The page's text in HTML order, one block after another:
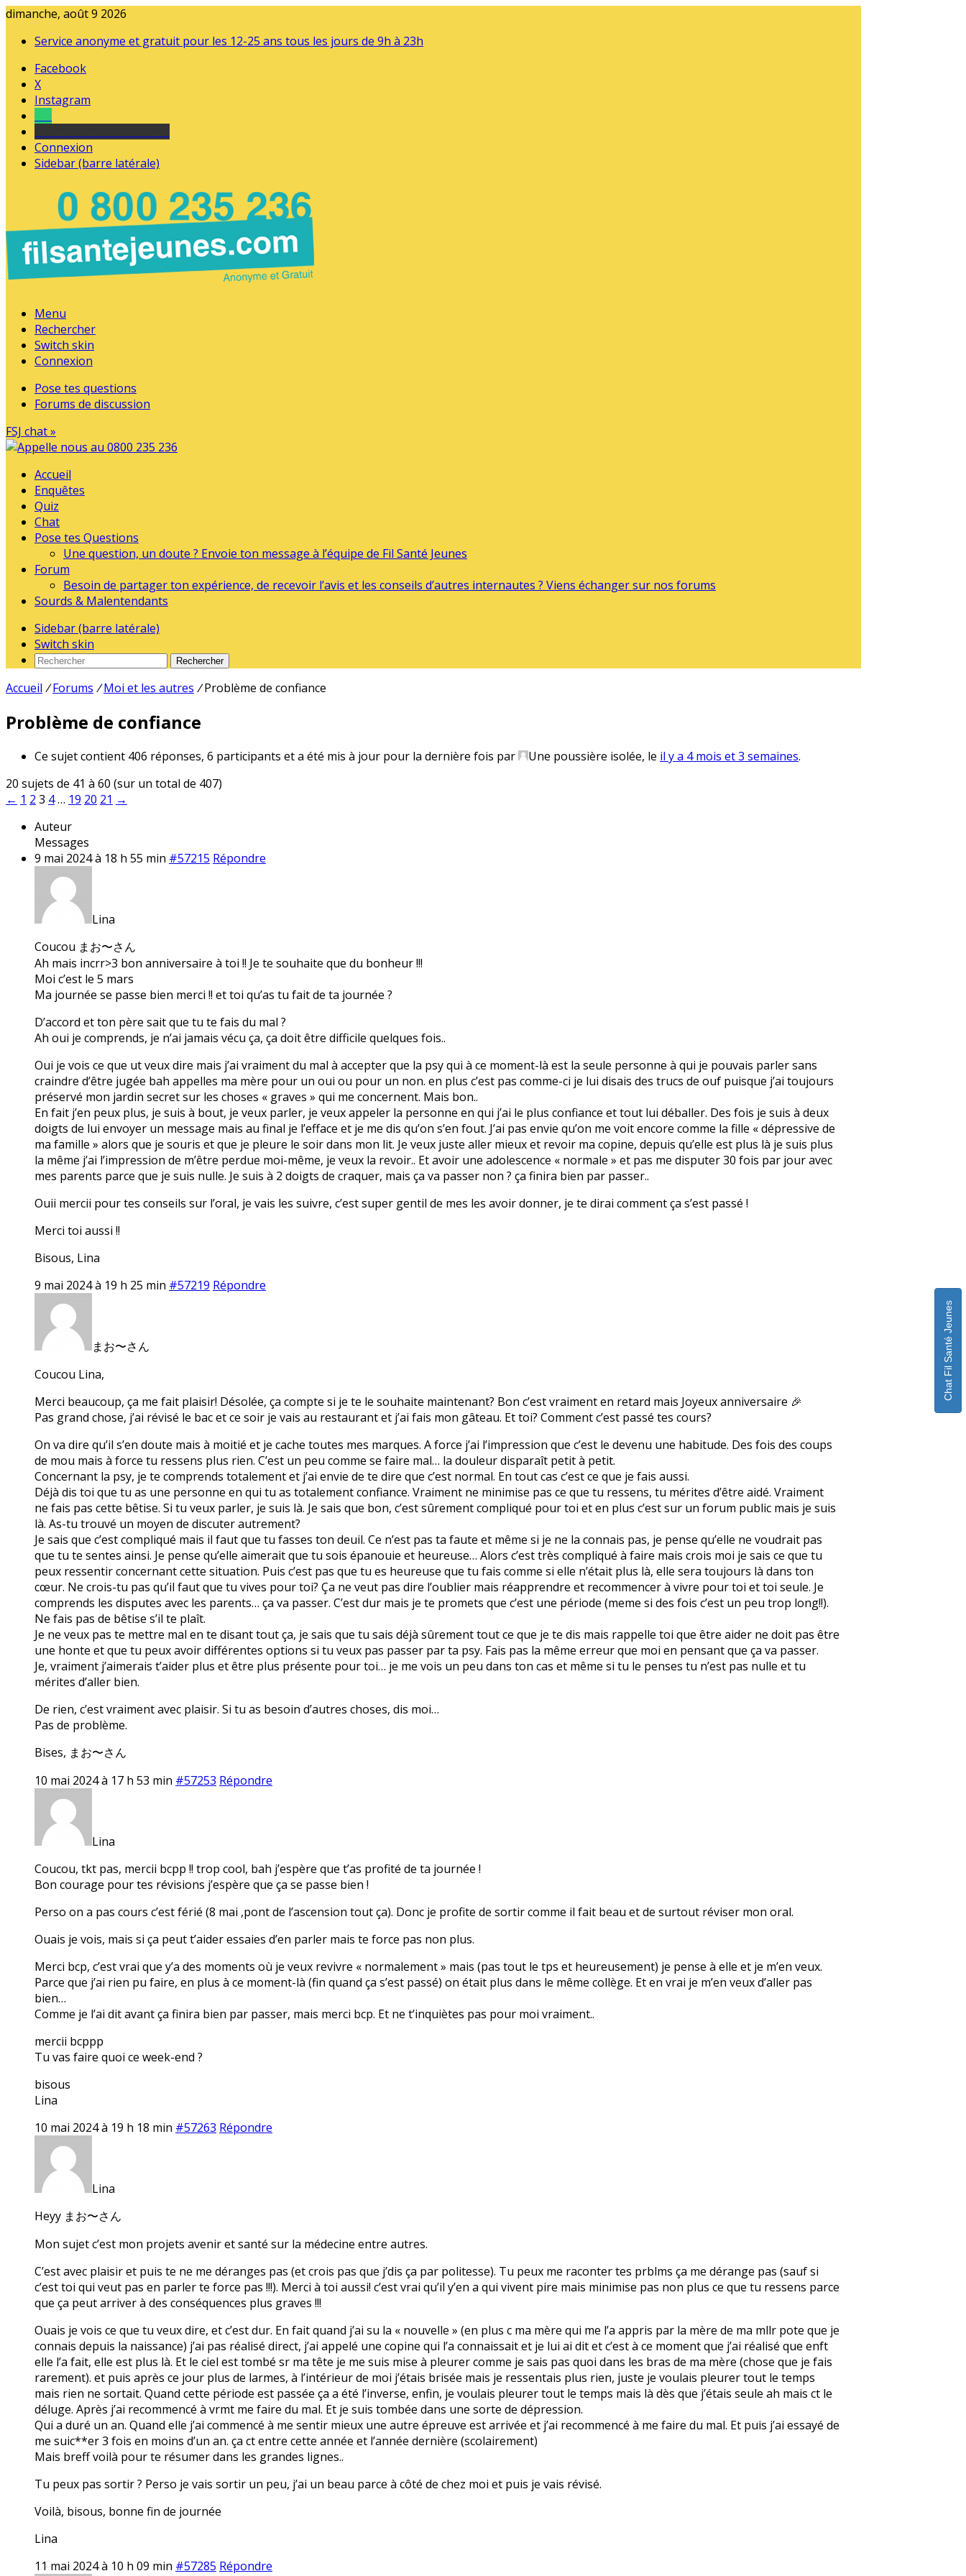
dimanche, août 9 2026
Service anonyme et gratuit pour les 12-25 ans tous les jours de 9h à 23h
Facebook
X
Instagram
Connexion
Sidebar (barre latérale)
Menu
Rechercher
Switch skin
Connexion
Pose tes questions
Forums de discussion
FSJ chat »
Accueil
Enquêtes
Quiz
Chat
Pose tes Questions
Une question, un doute ? Envoie ton message à l’équipe de Fil Santé Jeunes
Forum
Besoin de partager ton expérience, de recevoir l’avis et les conseils d’autres internautes ? Viens échanger sur nos forums
Sourds & Malentendants
Sidebar (barre latérale)
Switch skin
Rechercher
Accueil / Forums / Moi et les autres / Problème de confiance
Problème de confiance
Ce sujet contient 406 réponses, 6 participants et a été mis à jour pour la dernière fois par Une poussière isolée, le il y a 4 mois et 3 semaines.
20 sujets de 41 à 60 (sur un total de 407)
← 1 2 3 4… 19 20 21 →
Auteur
Messages
9 mai 2024 à 18 h 55 min #57215 Répondre
Lina
Coucou まお〜さん
Ah mais incrr>3 bon anniversaire à toi !! Je te souhaite que du bonheur !!!
Moi c’est le 5 mars
Ma journée se passe bien merci !! et toi qu’as tu fait de ta journée ?
D’accord et ton père sait que tu te fais du mal ?
Ah oui je comprends, je n’ai jamais vécu ça, ça doit être difficile quelques fois..
Oui je vois ce que ut veux dire mais j’ai vraiment du mal à accepter que la psy qui à ce moment-là est la seule personne à qui je pouvais parler sans
craindre d’être jugée bah appelles ma mère pour un oui ou pour un non. en plus c’est pas comme-ci je lui disais des trucs de ouf puisque j’ai toujours
préservé mon jardin secret sur les choses « graves » qui me concernent. Mais bon..
En fait j’en peux plus, je suis à bout, je veux parler, je veux appeler la personne en qui j’ai le plus confiance et tout lui déballer. Des fois je suis à deux
doigts de lui envoyer un message mais au final je l’efface et je me dis qu’on s’en fout. J’ai pas envie qu’on me voit encore comme la fille « dépressive de
ma famille » alors que je souris et que je pleure le soir dans mon lit. Je veux juste aller mieux et revoir ma copine, depuis qu’elle est plus là je suis plus
la même j’ai l’impression de m’être perdue moi-même, je veux la revoir.. Et avoir une adolescence « normale » et pas me disputer 30 fois par jour avec
mes parents parce que je suis nulle. Je suis à 2 doigts de craquer, mais ça va passer non ? ça finira bien par passer..
Ouii mercii pour tes conseils sur l’oral, je vais les suivre, c’est super gentil de mes les avoir donner, je te dirai comment ça s’est passé !
Merci toi aussi !!
Bisous, Lina
9 mai 2024 à 19 h 25 min #57219 Répondre
まお〜さん
Coucou Lina,
Merci beaucoup, ça me fait plaisir! Désolée, ça compte si je te le souhaite maintenant? Bon c’est vraiment en retard mais Joyeux anniversaire 🎉
Pas grand chose, j’ai révisé le bac et ce soir je vais au restaurant et j’ai fais mon gâteau. Et toi? Comment c’est passé tes cours?
On va dire qu’il s’en doute mais à moitié et je cache toutes mes marques. A force j’ai l’impression que c’est le devenu une habitude. Des fois des coups
de mou mais à force tu ressens plus rien. C’est un peu comme se faire mal… la douleur disparaît petit à petit.
Concernant la psy, je te comprends totalement et j’ai envie de te dire que c’est normal. En tout cas c’est ce que je fais aussi.
Déjà dis toi que tu as une personne en qui tu as totalement confiance. Vraiment ne minimise pas ce que tu ressens, tu mérites d’être aidé. Vraiment
ne fais pas cette bêtise. Si tu veux parler, je suis là. Je sais que bon, c’est sûrement compliqué pour toi et en plus c’est sur un forum public mais je suis
là. As-tu trouvé un moyen de discuter autrement?
Je sais que c’est compliqué mais il faut que tu fasses ton deuil. Ce n’est pas ta faute et même si je ne la connais pas, je pense qu’elle ne voudrait pas
que tu te sentes ainsi. Je pense qu’elle aimerait que tu sois épanouie et heureuse… Alors c’est très compliqué à faire mais crois moi je sais ce que tu
peux ressentir concernant cette situation. Puis c’est pas que tu es heureuse que tu fais comme si elle n’était plus là, elle sera toujours là dans ton
cœur. Ne crois-tu pas qu’il faut que tu vives pour toi? Ça ne veut pas dire l’oublier mais réapprendre et recommencer à vivre pour toi et toi seule. Je
comprends les disputes avec les parents… ça va passer. C’est dur mais je te promets que c’est une période (meme si des fois c’est un peu trop long!!).
Ne fais pas de bêtise s’il te plaît.
Je ne veux pas te mettre mal en te disant tout ça, je sais que tu sais déjà sûrement tout ce que je te dis mais rappelle toi que être aider ne doit pas être
une honte et que tu peux avoir différentes options si tu veux pas passer par ta psy. Fais pas la même erreur que moi en pensant que ça va passer.
Je, vraiment j’aimerais t’aider plus et être plus présente pour toi… je me vois un peu dans ton cas et même si tu le penses tu n’est pas nulle et tu
mérites d’aller bien.
De rien, c’est vraiment avec plaisir. Si tu as besoin d’autres choses, dis moi…
Pas de problème.
Bises, まお〜さん
10 mai 2024 à 17 h 53 min #57253 Répondre
Lina
Coucou, tkt pas, mercii bcpp !! trop cool, bah j’espère que t’as profité de ta journée !
Bon courage pour tes révisions j’espère que ça se passe bien !
Perso on a pas cours c’est férié (8 mai ,pont de l’ascension tout ça). Donc je profite de sortir comme il fait beau et de surtout réviser mon oral.
Ouais je vois, mais si ça peut t’aider essaies d’en parler mais te force pas non plus.
Merci bcp, c’est vrai que y’a des moments où je veux revivre « normalement » mais (pas tout le tps et heureusement) je pense à elle et je m’en veux.
Parce que j’ai rien pu faire, en plus à ce moment-là (fin quand ça s’est passé) on était plus dans le même collège. Et en vrai je m’en veux d’aller pas
bien…
Comme je l’ai dit avant ça finira bien par passer, mais merci bcp. Et ne t’inquiètes pas pour moi vraiment..
mercii bcppp
Tu vas faire quoi ce week-end ?
bisous
Lina
10 mai 2024 à 19 h 18 min #57263 Répondre
Lina
Heyy まお〜さん
Mon sujet c’est mon projets avenir et santé sur la médecine entre autres.
C’est avec plaisir et puis te ne me déranges pas (et crois pas que j’dis ça par politesse). Tu peux me raconter tes prblms ça me dérange pas (sauf si
c’est toi qui veut pas en parler te force pas !!!). Merci à toi aussi! c’est vrai qu’il y’en a qui vivent pire mais minimise pas non plus ce que tu ressens parce
que ça peut arriver à des conséquences plus graves !!!
Ouais je vois ce que tu veux dire, et c’est dur. En fait quand j’ai su la « nouvelle » (en plus c ma mère qui me l’a appris par la mère de ma mllr pote que je
connais depuis la naissance) j’ai pas réalisé direct, j’ai appelé une copine qui l’a connaissait et je lui ai dit et c’est à ce moment que j’ai réalisé que enft
elle l’a fait, elle est plus là. Et le ciel est tombé sr ma tête je me suis mise à pleurer comme je sais pas quoi dans les bras de ma mère (chose que je fais
rarement). et puis après ce jour plus de larmes, à l’intérieur de moi j’étais brisée mais je ressentais plus rien, juste je voulais pleurer tout le temps
mais rien ne sortait. Quand cette période est passée ça a été l’inverse, enfin, je voulais pleurer tout le temps mais là dès que j’étais seule ah mais ct le
déluge. Après j’ai recommencé à vrmt me faire du mal. Et je suis tombée dans une sorte de dépression.
Qui a duré un an. Quand elle j’ai commencé à me sentir mieux une autre épreuve est arrivée et j’ai recommencé à me faire du mal. Et puis j’ai essayé de
me suic**er 3 fois en moins d’un an. ça ct entre cette année et l’année dernière (scolairement)
Mais breff voilà pour te résumer dans les grandes lignes..
Tu peux pas sortir ? Perso je vais sortir un peu, j’ai un beau parce à côté de chez moi et puis je vais révisé.
Voilà, bisous, bonne fin de journée
Lina
11 mai 2024 à 10 h 09 min #57285 Répondre
Chat Fil Santé Jeunes